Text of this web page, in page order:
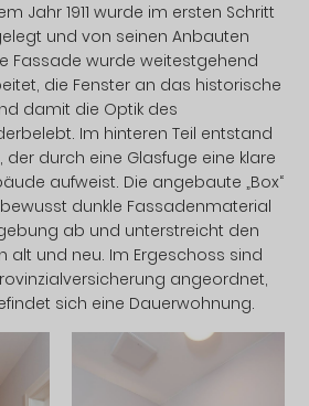
Jahr 1911 wurde im ersten Schritt
und von seinen Anbauten
Fassade wurde weitestgehend
die Fenster an das historische
damit die Optik des
Im hinteren Teil entstand
durch eine Glasfuge eine klare
aufweist. Die angebaute „Box“
dunkle Fassadenmaterial
ab und unterstreicht den
alt und neu. Im Ergeschoss sind
angeordnet,
sich eine Dauerwohnung.